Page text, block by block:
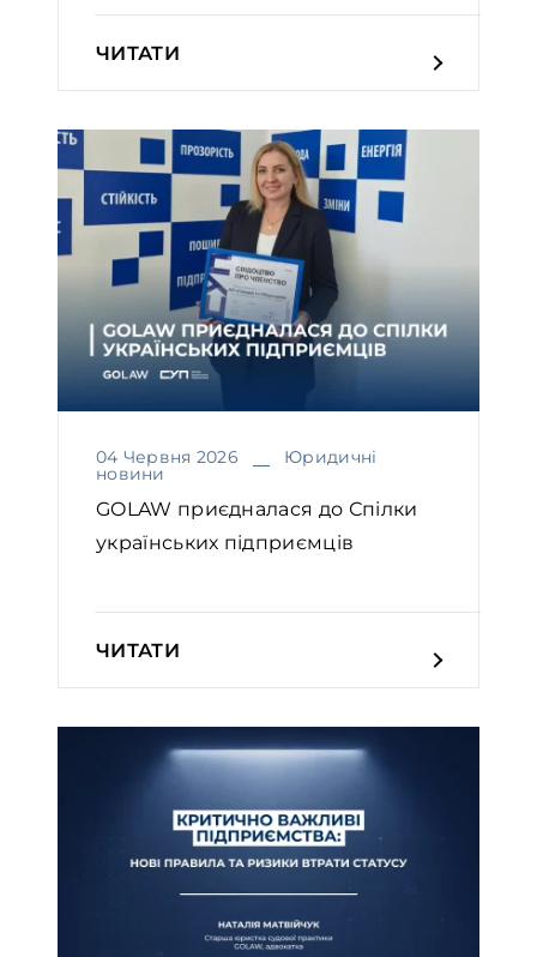
ЧИТАТИ
04 Червня 2026 Юридичні
новини
GOLAW приєдналася до Спілки
українських підприємців
ЧИТАТИ